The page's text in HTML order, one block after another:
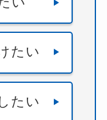
たい
たい